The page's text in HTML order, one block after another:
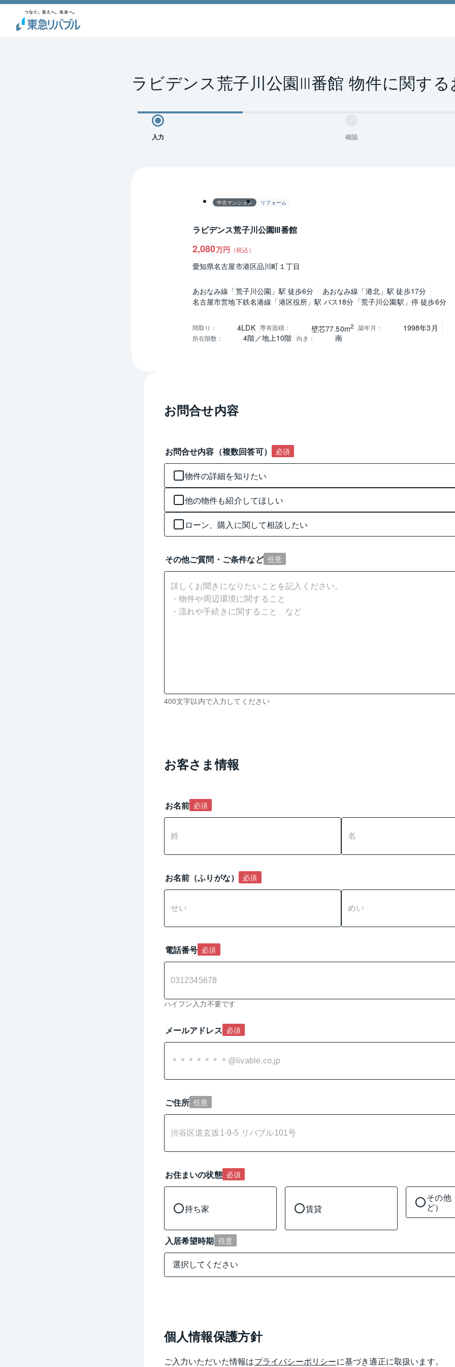
ラビデンス荒子川公園Ⅲ番館 物件に関する
入力 確認
中古マンション リフォーム
ラビデンス荒子川公園Ⅲ番館
2,080万円 （税込）
愛知県名古屋市港区品川町１丁目
あおなみ線「荒子川公園」駅 徒歩6分
あおなみ線「港北」駅 徒歩17分
名古屋市営地下鉄名港線「港区役所」駅 バス18分「荒子川公園駅」停 徒歩6分
間取り ： 4LDK 専有面積 ： 壁芯77.50m2 築年月 ： 1998年3月
所在階数 ： 4階／地上10階 向き ： 南
お問合せ内容
お問合せ内容（複数回答可） 必須
物件の詳細を知りたい
他の物件も紹介してほしい
ローン、購入に関して相談したい
その他ご質問・ご条件など 任意
残
入
力
400文字以内で入力してください
お客さま情報
お名前 必須
お名前（ふりがな） 必須
電話番号 必須
ハイフン入力不要です
メールアドレス 必須
ご住所 任意
お住まいの状態 必須
持ち家 賃貸
その他
ど）
入居希望時期 任意
個人情報保護方針
ご入力いただいた情報はプライバシーポリシーに基づき適正に取扱います。